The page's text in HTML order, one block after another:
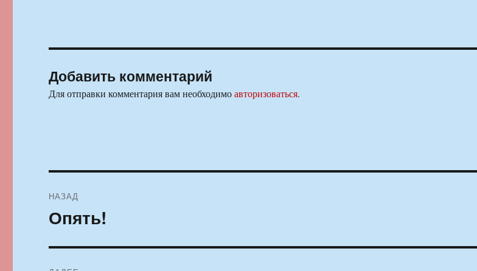
Добавить комментарий
Для отправки комментария вам необходимоавторизоваться.
по
НАЗАД
Предыдущая
Опять!